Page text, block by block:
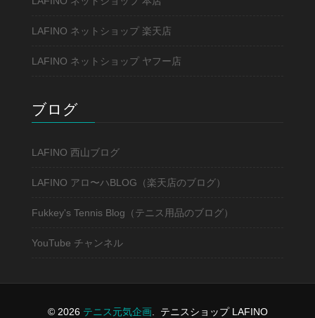
LAFINO ネットショップ 楽天店
LAFINO ネットショップ ヤフー店
ブログ
LAFINO 西山ブログ
LAFINO アロ〜ハBLOG（楽天店のブログ）
Fukkey's Tennis Blog（テニス用品のブログ）
YouTube チャンネル
© 2026 テニス元気企画. テニスショップ LAFINO